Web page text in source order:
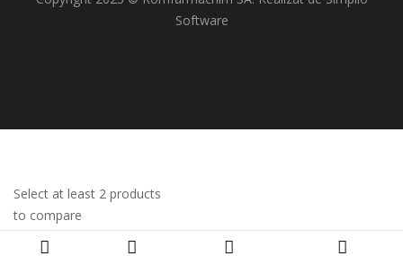
Software
Select at least 2 products
to compare